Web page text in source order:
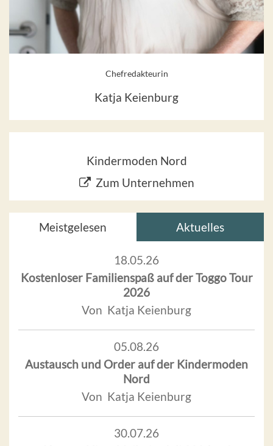
Chefredakteurin
Katja Keienburg
Kindermoden Nord
Zum Unternehmen
Meistgelesen Aktuelles
18.05.26
Kostenloser Familienspaß auf der Toggo Tour
2026
Von Katja Keienburg
05.08.26
Austausch und Order auf der Kindermoden
Nord
Von Katja Keienburg
30.07.26